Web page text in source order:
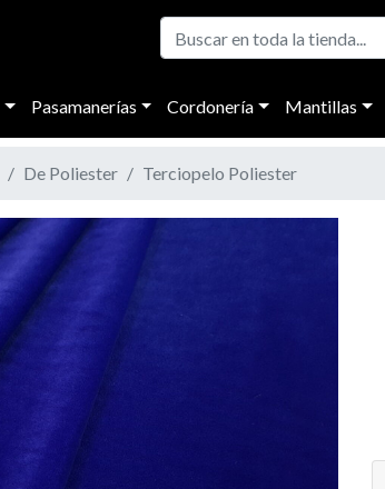
Pasamanerías Cordonería Mantillas
De Poliester Terciopelo Poliester